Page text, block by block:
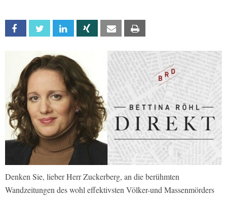
Facebook Twitter Linkedin Xing Email
Denken Sie, lieber Herr Zuckerberg, an die berühmten
Wandzeitungen des wohl effektivsten Völker-und Massenmörders